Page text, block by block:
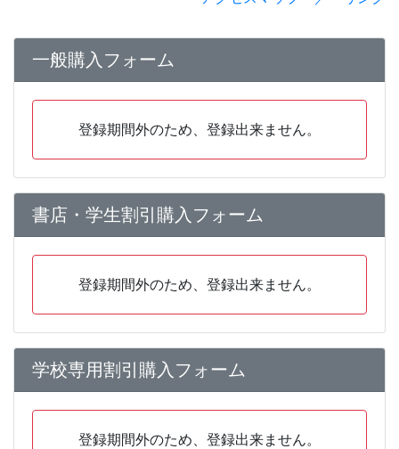
一般購入フォーム
登録期間外のため、登録出来ません。
書店・学生割引購入フォーム
登録期間外のため、登録出来ません。
学校専用割引購入フォーム
登録期間外のため、登録出来ません。